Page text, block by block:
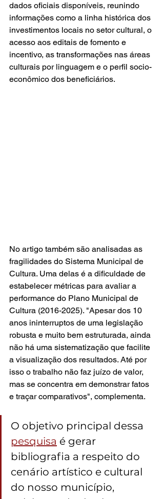
dados oficiais disponíveis, reunindo
informações como a linha histórica dos
investimentos locais no setor cultural, o
acesso aos editais de fomento e
incentivo, as transformações nas áreas
culturais por linguagem e o perfil socio-
econômico dos beneficiários.
No artigo também são analisadas as
fragilidades do Sistema Municipal de
Cultura. Uma delas é a dificuldade de
estabelecer métricas para avaliar a
performance do Plano Municipal de
Cultura (2016-2025). "Apesar dos 10
anos ininterruptos de uma legislação
robusta e muito bem estruturada, ainda
não há uma sistematização que facilite
a visualização dos resultados. Até por
isso o trabalho não faz juízo de valor,
mas se concentra em demonstrar fatos
e traçar comparativos", complementa.
O objetivo principal dessa
pesquisa é gerar
bibliografia a respeito do
cenário artístico e cultural
do nosso município,